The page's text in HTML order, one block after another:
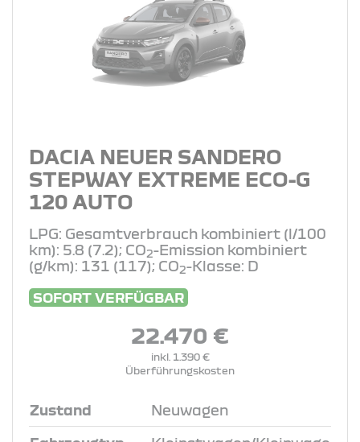
DACIA NEUER SANDERO
STEPWAY EXTREME ECO-G
120 AUTO
LPG: Gesamtverbrauch kombiniert (l/100
km): 5.8 (7.2); CO2-Emission kombiniert
(g/km): 131 (117); CO2-Klasse: D
SOFORT VERFÜGBAR
22.470 €
inkl. 1.390 €
Überführungskosten
Zustand Neuwagen